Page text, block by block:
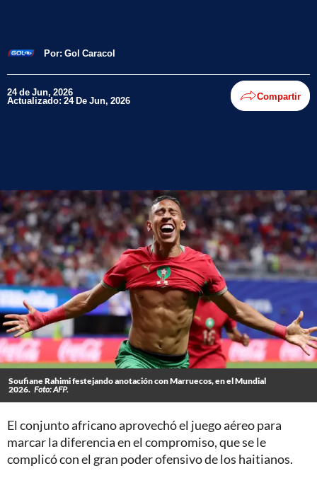
Por: Gol Caracol
24 de Jun, 2026
Actualizado: 24 De Jun, 2026 Compartir
Soufiane Rahimi festejando anotación con Marruecos, en el Mundial
2026. Foto: AFP.
El conjunto africano aprovechó el juego aéreo para
marcar la diferencia en el compromiso, que se le
complicó con el gran poder ofensivo de los haitianos.